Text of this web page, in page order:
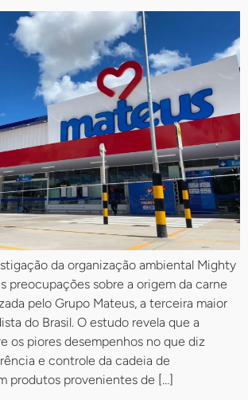
da organização ambiental Mighty
preocupações sobre a origem da carne
pelo Grupo Mateus, a terceira maior
do Brasil. O estudo revela que a
os piores desempenhos no que diz
e controle da cadeia de
produtos provenientes de […]